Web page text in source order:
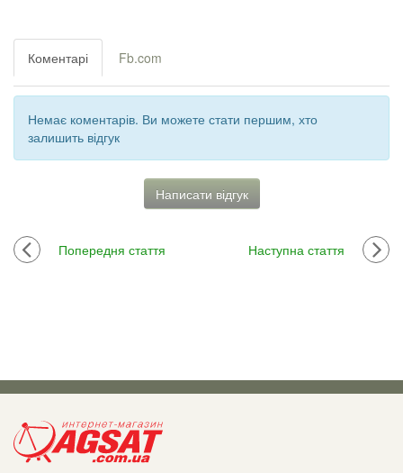
Коментарі Fb.com
Немає коментарів. Ви можете стати першим, хто
залишить відгук
Написати відгук
Попередня стаття Наступна стаття